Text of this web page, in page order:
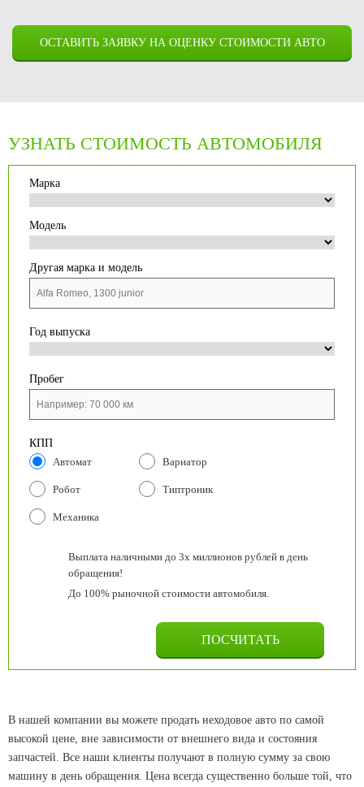
ОСТАВИТЬ ЗАЯВКУ НА ОЦЕНКУ СТОИМОСТИ АВТО
УЗНАТЬ СТОИМОСТЬ АВТОМОБИЛЯ
Марка
Модель
Другая марка и модель
Год выпуска
Пробег
КПП
Автомат
Вариатор
Робот Типтроник
Механика
Выплата наличными до 3х миллионов рублей в день
обращения!
До 100% рыночной стоимости автомобиля.
В нашей компании вы можете продать неходовое авто по самой
высокой цене, вне зависимости от внешнего вида и состояния
запчастей. Все наши клиенты получают в полную сумму за свою
машину в день обращения. Цена всегда существенно больше той, что